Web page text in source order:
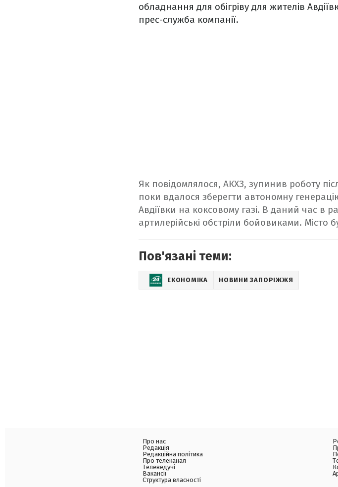
обладнання для обігріву для жителів
прес-служба компанії.
Як повідомлялося, АКХЗ, зупинив роботу
поки вдалося зберегти автономну генерацію
Авдіївки на коксовому газі. В даний час в
артилерійські обстріли бойовиками. Місто
Пов'язані теми:
ЕКОНОМІКА НОВИНИ ЗАПОРІЖЖЯ
Про нас
Редакція
Редакційна політика
Про телеканал
Телеведучі
Вакансії
Структура власності